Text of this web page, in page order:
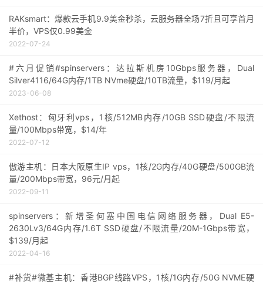
RAKsmart：爆款云手机9.9美金秒杀，云服务器全场7折且可享首月
半价，VPS仅0.99美金
2022-07-24
#六月促销#spinservers：达拉斯机房10Gbps服务器，Dual
Silver4116/64G内存/1TB NVme硬盘/10TB流量，$119/月起
2023-06-08
Xethost：匈牙利vps，1核/512MB内存/10GB SSD硬盘/不限流
量/100Mbps带宽，$14/年
2022-07-12
傲游主机：日本大阪原生IP vps，1核/2G内存/40G硬盘/500GB流
量/200Mbps带宽，96元/月起
2022-09-11
spinservers：新增圣何塞中国电信网络服务器，Dual E5-
2630Lv3/64G内存/1.6T SSD硬盘/不限流量/20M-1Gbps带宽，
$139/月起
2022-04-16
#补货#微基主机：香港BGP线路VPS，1核/1G内存/50G NVME硬